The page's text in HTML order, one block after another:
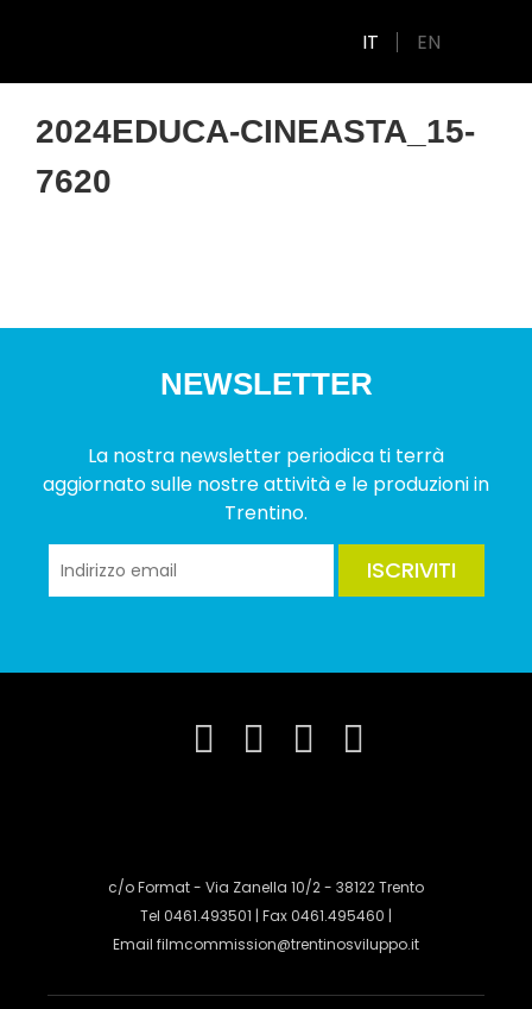
IT EN
2024EDUCA-CINEASTA_15-
7620
NEWSLETTER
La nostra newsletter periodica ti terrà
aggiornato sulle nostre attività e le produzioni in
Trentino.
ISCRIVITI
c/o Format - Via Zanella 10/2 - 38122 Trento
Tel 0461.493501 | Fax 0461.495460 |
Email filmcommission@trentinosviluppo.it